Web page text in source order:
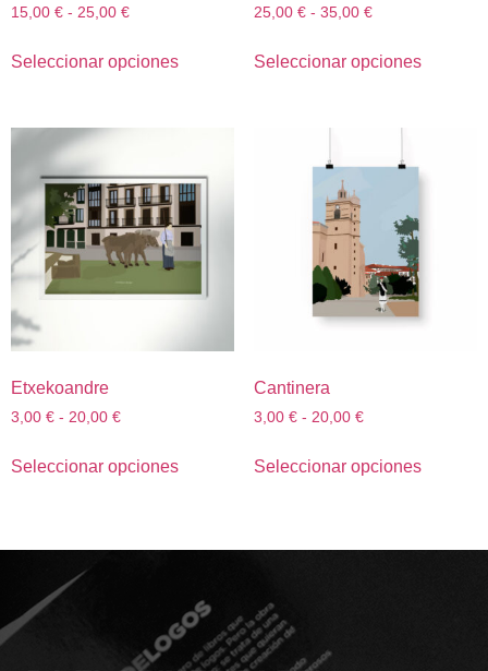
15,00 € - 25,00 €
Seleccionar opciones
25,00 € - 35,00 €
Seleccionar opciones
Etxekoandre
3,00 € - 20,00 €
Seleccionar opciones
Cantinera
3,00 € - 20,00 €
Seleccionar opciones